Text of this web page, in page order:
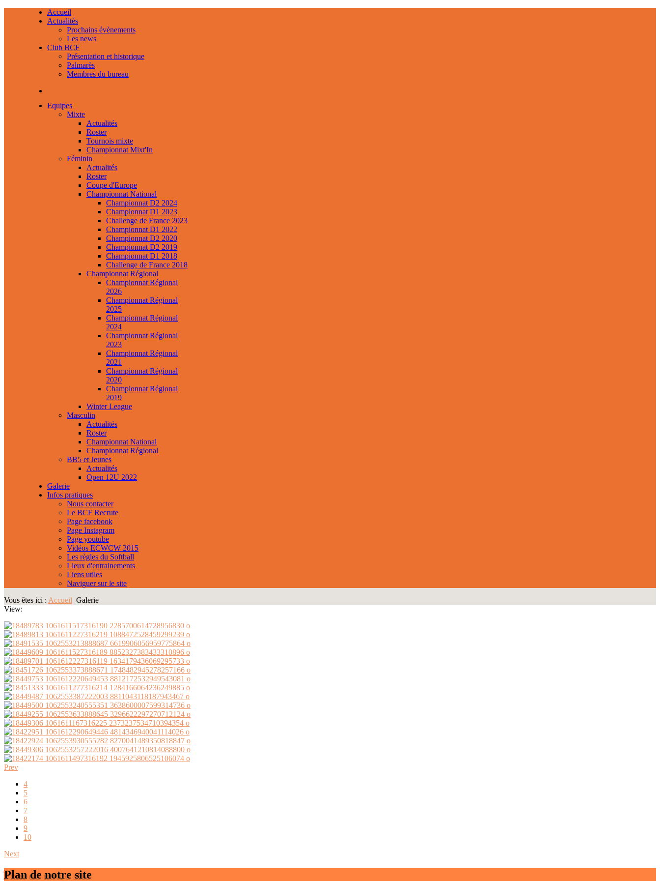
Accueil
Actualités
Prochains évènements
Les news
Club BCF
Présentation et historique
Palmarès
Membres du bureau
Equipes
Mixte
Actualités
Roster
Tournois mixte
Championnat Mixt'In
Féminin
Actualités
Roster
Coupe d'Europe
Championnat National
Championnat D2 2024
Championnat D1 2023
Challenge de France 2023
Championnat D1 2022
Championnat D2 2020
Championnat D2 2019
Championnat D1 2018
Challenge de France 2018
Championnat Régional
Championnat Régional
2026
Championnat Régional
2025
Championnat Régional
2024
Championnat Régional
2023
Championnat Régional
2021
Championnat Régional
2020
Championnat Régional
2019
Winter League
Masculin
Actualités
Roster
Championnat National
Championnat Régional
BB5 et Jeunes
Actualités
Open 12U 2022
Galerie
Infos pratiques
Nous contacter
Le BCF Recrute
Page facebook
Page Instagram
Page youtube
Vidéos ECWCW 2015
Les règles du Softball
Lieux d'entrainements
Liens utiles
Naviguer sur le site
Vous êtes ici : Accueil Galerie
View:
Prev
4
5
6
7
8
9
10
Next
Plan de notre site